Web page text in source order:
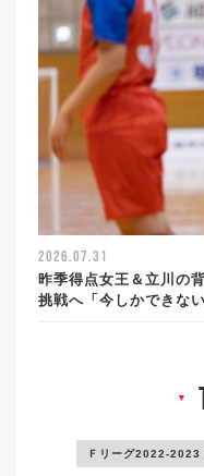
2026.07.31
昨季得点女王＆立川の
挑戦へ「今しかできな
▼
Ｆリーグ2022-2023